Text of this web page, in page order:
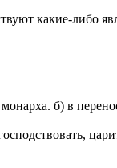
какие-либо
б) в